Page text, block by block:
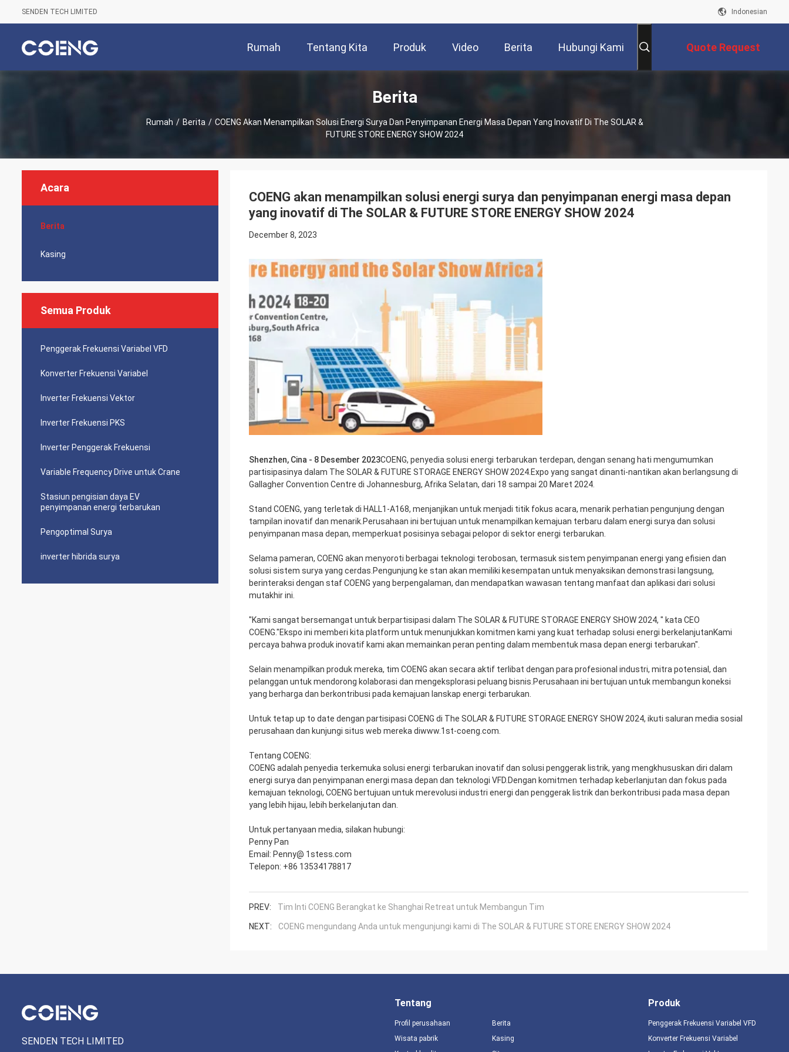
SENDEN TECH LIMITED Indonesian
Rumah Tentang Kita Produk Video Berita Hubungi Kami Quote Request
Berita
Rumah / Berita / COENG Akan Menampilkan Solusi Energi Surya Dan Penyimpanan Energi Masa Depan Yang Inovatif Di The SOLAR &
FUTURE STORE ENERGY SHOW 2024
Acara
Berita
Kasing
Semua Produk
Penggerak Frekuensi Variabel VFD
Konverter Frekuensi Variabel
Inverter Frekuensi Vektor
Inverter Frekuensi PKS
Inverter Penggerak Frekuensi
Variable Frequency Drive untuk Crane
Stasiun pengisian daya EV
penyimpanan energi terbarukan
Pengoptimal Surya
inverter hibrida surya
COENG akan menampilkan solusi energi surya dan penyimpanan energi masa depan
yang inovatif di The SOLAR & FUTURE STORE ENERGY SHOW 2024
December 8, 2023
Shenzhen, Cina - 8 Desember 2023COENG, penyedia solusi energi terbarukan terdepan, dengan senang hati mengumumkan
partisipasinya dalam The SOLAR & FUTURE STORAGE ENERGY SHOW 2024.Expo yang sangat dinanti-nantikan akan berlangsung di
Gallagher Convention Centre di Johannesburg, Afrika Selatan, dari 18 sampai 20 Maret 2024.
Stand COENG, yang terletak di HALL1-A168, menjanjikan untuk menjadi titik fokus acara, menarik perhatian pengunjung dengan
tampilan inovatif dan menarik.Perusahaan ini bertujuan untuk menampilkan kemajuan terbaru dalam energi surya dan solusi
penyimpanan masa depan, memperkuat posisinya sebagai pelopor di sektor energi terbarukan.
Selama pameran, COENG akan menyoroti berbagai teknologi terobosan, termasuk sistem penyimpanan energi yang efisien dan
solusi sistem surya yang cerdas.Pengunjung ke stan akan memiliki kesempatan untuk menyaksikan demonstrasi langsung,
berinteraksi dengan staf COENG yang berpengalaman, dan mendapatkan wawasan tentang manfaat dan aplikasi dari solusi
mutakhir ini.
"Kami sangat bersemangat untuk berpartisipasi dalam The SOLAR & FUTURE STORAGE ENERGY SHOW 2024, " kata CEO
COENG."Ekspo ini memberi kita platform untuk menunjukkan komitmen kami yang kuat terhadap solusi energi berkelanjutanKami
percaya bahwa produk inovatif kami akan memainkan peran penting dalam membentuk masa depan energi terbarukan".
Selain menampilkan produk mereka, tim COENG akan secara aktif terlibat dengan para profesional industri, mitra potensial, dan
pelanggan untuk mendorong kolaborasi dan mengeksplorasi peluang bisnis.Perusahaan ini bertujuan untuk membangun koneksi
yang berharga dan berkontribusi pada kemajuan lanskap energi terbarukan.
Untuk tetap up to date dengan partisipasi COENG di The SOLAR & FUTURE STORAGE ENERGY SHOW 2024, ikuti saluran media sosial
perusahaan dan kunjungi situs web mereka diwww.1st-coeng.com
Tentang COENG:
COENG adalah penyedia terkemuka solusi energi terbarukan inovatif dan solusi penggerak listrik, yang mengkhususkan diri dalam
energi surya dan penyimpanan energi masa depan dan teknologi VFD.Dengan komitmen terhadap keberlanjutan dan fokus pada
kemajuan teknologi, COENG bertujuan untuk merevolusi industri energi dan penggerak listrik dan berkontribusi pada masa depan
yang lebih hijau, lebih berkelanjutan dan.
Untuk pertanyaan media, silakan hubungi:
Penny Pan
Email: Penny@ 1stess.com
Telepon: +86 13534178817
PREV: Tim Inti COENG Berangkat ke Shanghai Retreat untuk Membangun Tim
NEXT: COENG mengundang Anda untuk mengunjungi kami di The SOLAR & FUTURE STORE ENERGY SHOW 2024
SENDEN TECH LIMITED
Tentang
Profil perusahaan
Wisata pabrik
Berita
Kasing
Produk
Penggerak Frekuensi Variabel VFD
Konverter Frekuensi Variabel